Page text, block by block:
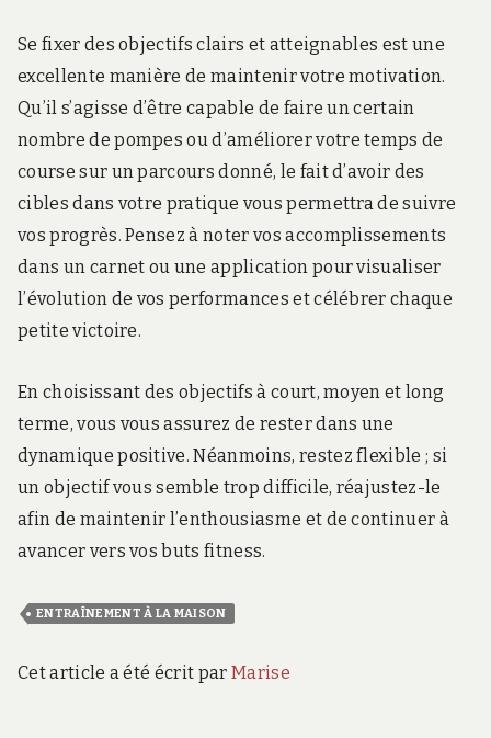
Se fixer des objectifs clairs et atteignables est une
excellente manière de maintenir votre motivation.
Qu’il s’agisse d’être capable de faire un certain
nombre de pompes ou d’améliorer votre temps de
course sur un parcours donné, le fait d’avoir des
cibles dans votre pratique vous permettra de suivre
vos progrès. Pensez à noter vos accomplissements
dans un carnet ou une application pour visualiser
l’évolution de vos performances et célébrer chaque
petite victoire.
En choisissant des objectifs à court, moyen et long
terme, vous vous assurez de rester dans une
dynamique positive. Néanmoins, restez flexible ; si
un objectif vous semble trop difficile, réajustez-le
afin de maintenir l’enthousiasme et de continuer à
avancer vers vos buts fitness.
ENTRAÎNEMENT À LA MAISON
Cet article a été écrit par Marise